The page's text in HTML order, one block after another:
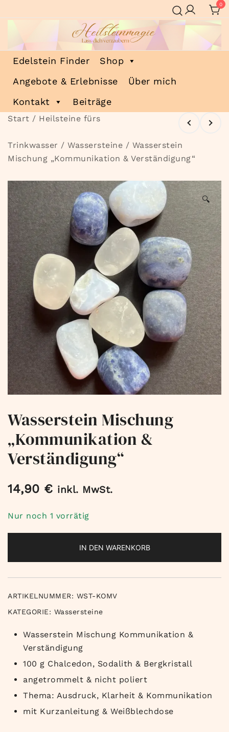
Inhalt
0
Heilsteinmagie
Lass dich verzaubern
Edelstein Finder
Shop
Angebote & Erlebnisse
Über mich
Kontakt
Beiträge
Start / Heilsteine fürs
Trinkwasser / Wassersteine / Wasserstein
Mischung „Kommunikation & Verständigung“
🔍
Wasserstein Mischung
„Kommunikation &
Verständigung“
14,90 € inkl. MwSt.
Nur noch 1 vorrätig
IN DEN WARENKORB
ARTIKELNUMMER: WST-KOMV
KATEGORIE: Wassersteine
Wasserstein Mischung Kommunikation &
Verständigung
100 g Chalcedon, Sodalith & Bergkristall
angetrommelt & nicht poliert
Thema: Ausdruck, Klarheit & Kommunikation
mit Kurzanleitung & Weißblechdose